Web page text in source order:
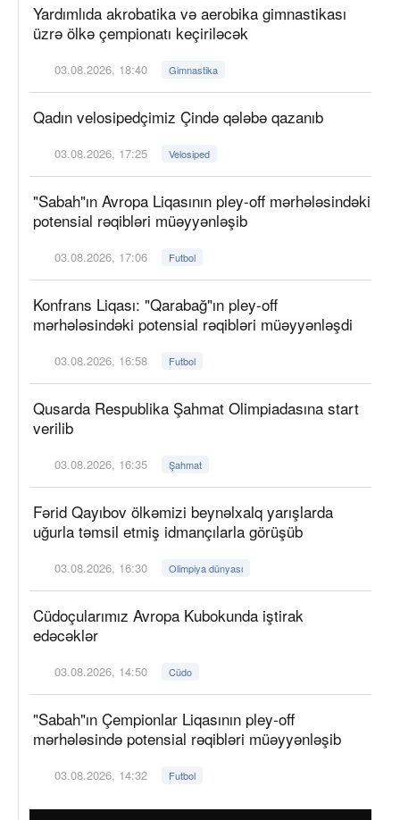
Yardımlıda akrobatika və aerobika gimnastikası
üzrə ölkə çempionatı keçiriləcək
03.08.2026, 18:40 Gimnastika
Qadın velosipedçimiz Çində qələbə qazanıb
03.08.2026, 17:25 Velosiped
"Sabah"ın Avropa Liqasının pley-off mərhələsindəki
potensial rəqibləri müəyyənləşib
03.08.2026, 17:06 Futbol
Konfrans Liqası: "Qarabağ"ın pley-off
mərhələsindəki potensial rəqibləri müəyyənləşdi
03.08.2026, 16:58 Futbol
Qusarda Respublika Şahmat Olimpiadasına start
verilib
03.08.2026, 16:35 Şahmat
Fərid Qayıbov ölkəmizi beynəlxalq yarışlarda
uğurla təmsil etmiş idmançılarla görüşüb
03.08.2026, 16:30 Olimpiya dünyası
Cüdoçularımız Avropa Kubokunda iştirak
edəcəklər
03.08.2026, 14:50 Cüdo
"Sabah"ın Çempionlar Liqasının pley-off
mərhələsində potensial rəqibləri müəyyənləşib
03.08.2026, 14:32 Futbol